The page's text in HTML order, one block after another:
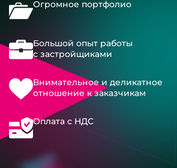
Огромное портфолио
Большой опыт работы
с застройщиками
Внимательное и деликатное
отношение к заказчикам
Оплата с НДС